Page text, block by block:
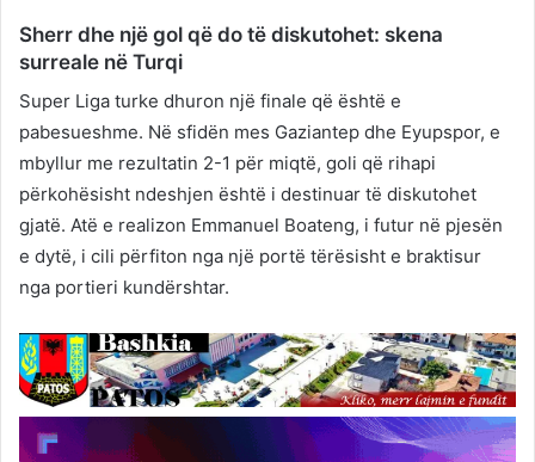
Sherr dhe një gol që do të diskutohet: skena
surreale në Turqi
Super Liga turke dhuron një finale që është e
pabesueshme. Në sfidën mes Gaziantep dhe Eyupspor, e
mbyllur me rezultatin 2-1 për miqtë, goli që rihapi
përkohësisht ndeshjen është i destinuar të diskutohet
gjatë. Atë e realizon Emmanuel Boateng, i futur në pjesën
e dytë, i cili përfiton nga një portë tërësisht e braktisur
nga portieri kundërshtar.